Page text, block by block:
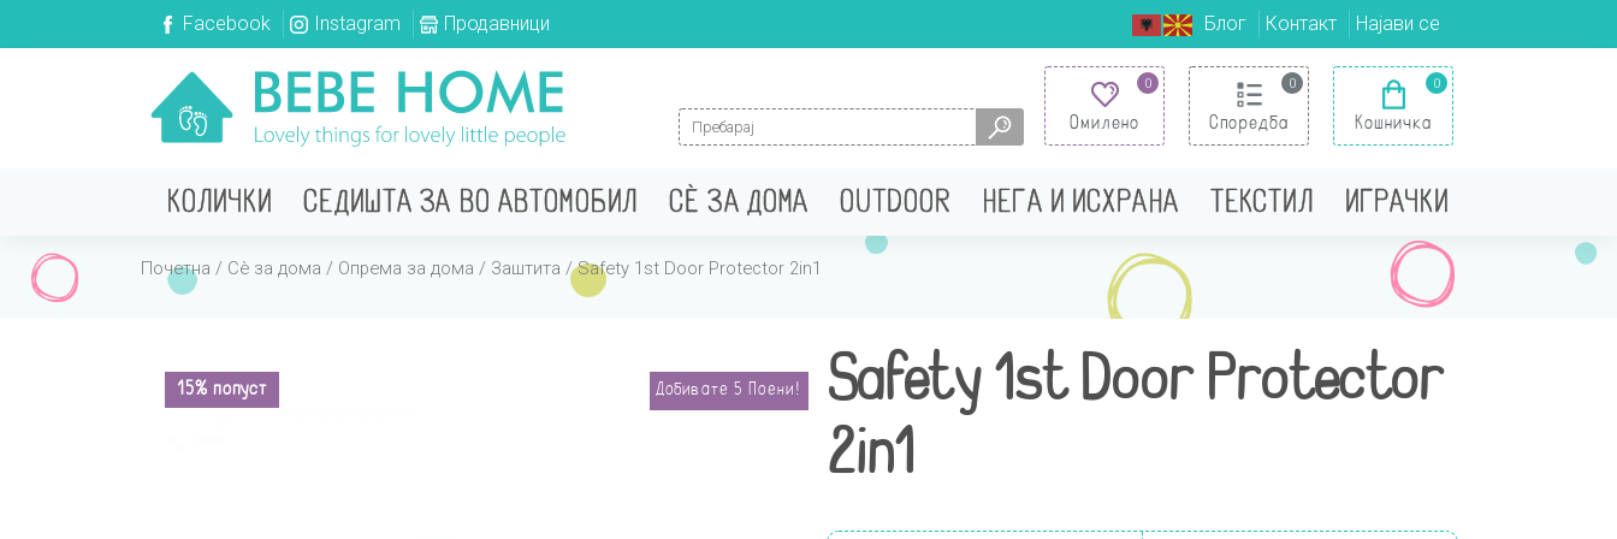
Facebook Instagram Продавници Блог Контакт Најави се
Search for:
0
Омилено
0
Споредба
0
Кошничка
КОЛИЧКИ СЕДИШТА ЗА ВО АВТОМОБИЛ СÈ ЗА ДОМА OUTDOOR НЕГА И ИСХРАНА ТЕКСТИЛ ИГРАЧКИ
Почетна / Сè за дома / Опрема за дома / Заштита / Safety 1st Door Protector 2in1
15% попуст Добивате5 Поени!
Safety 1st Door Protector
2in1